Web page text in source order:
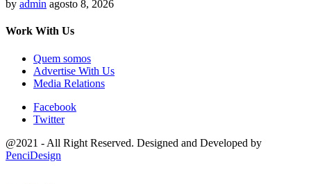
by admin agosto 8, 2026
Work With Us
Quem somos
Advertise With Us
Media Relations
Facebook
Twitter
@2021 - All Right Reserved. Designed and Developed by
PenciDesign